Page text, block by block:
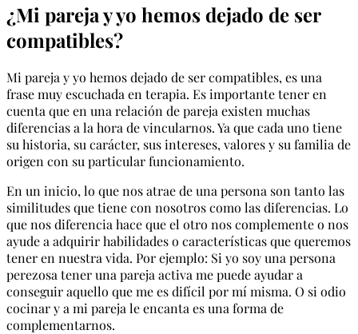
¿Mi pareja y yo hemos dejado de ser
compatibles?
Mi pareja y yo hemos dejado de ser compatibles, es una
frase muy escuchada en terapia. Es importante tener en
cuenta que en una relación de pareja existen muchas
diferencias a la hora de vincularnos. Ya que cada uno tiene
su historia, su carácter, sus intereses, valores y su familia de
origen con su particular funcionamiento.
En un inicio, lo que nos atrae de una persona son tanto las
similitudes que tiene con nosotros como las diferencias. Lo
que nos diferencia hace que el otro nos complemente o nos
ayude a adquirir habilidades o características que queremos
tener en nuestra vida. Por ejemplo: Si yo soy una persona
perezosa tener una pareja activa me puede ayudar a
conseguir aquello que me es difícil por mí misma. O si odio
cocinar y a mi pareja le encanta es una forma de
complementarnos.